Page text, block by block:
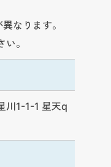
なります。
。
川1-1-1 星天q